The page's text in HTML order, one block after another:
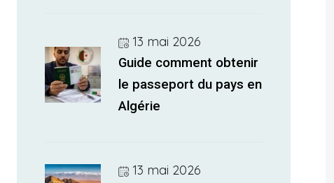
13 mai 2026
Guide comment obtenir
le passeport du pays en
Algérie
13 mai 2026